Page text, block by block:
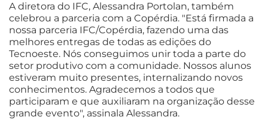
A diretora do IFC, Alessandra Portolan, também
celebrou a parceria com a Copérdia. "Está firmada a
nossa parceria IFC/Copérdia, fazendo uma das
melhores entregas de todas as edições do
Tecnoeste. Nós conseguimos unir toda a parte do
setor produtivo com a comunidade. Nossos alunos
estiveram muito presentes, internalizando novos
conhecimentos. Agradecemos a todos que
participaram e que auxiliaram na organização desse
grande evento", assinala Alessandra.